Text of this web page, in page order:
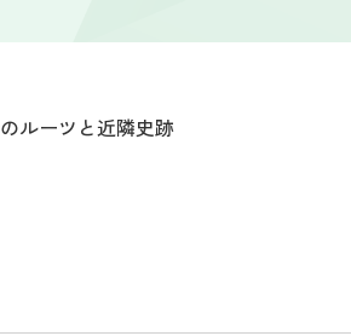
ルーツと近隣史跡